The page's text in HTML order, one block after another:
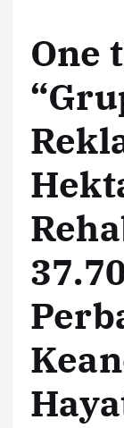
One
“